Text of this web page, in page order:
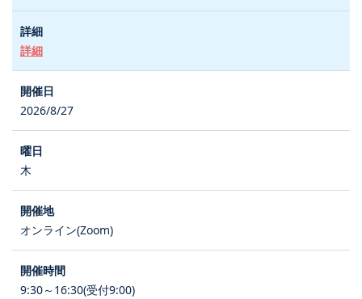
詳細
2026/8/27
木
オンライン(Zoom)
9:30～16:30(受付9:00)